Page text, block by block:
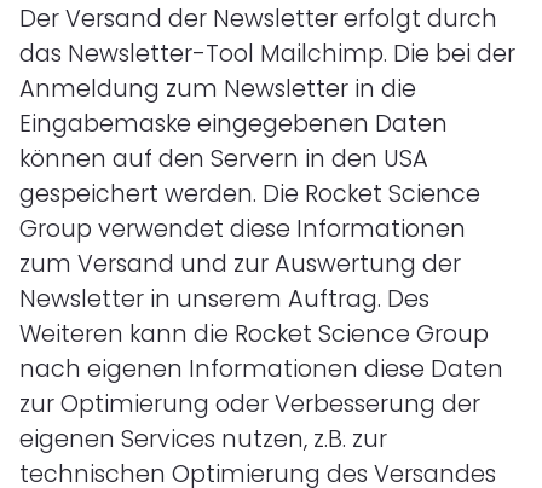
Der Versand der Newsletter erfolgt durch
das Newsletter-Tool Mailchimp. Die bei der
Anmeldung zum Newsletter in die
Eingabemaske eingegebenen Daten
können auf den Servern in den USA
gespeichert werden. Die Rocket Science
Group verwendet diese Informationen
zum Versand und zur Auswertung der
Newsletter in unserem Auftrag. Des
Weiteren kann die Rocket Science Group
nach eigenen Informationen diese Daten
zur Optimierung oder Verbesserung der
eigenen Services nutzen, z.B. zur
technischen Optimierung des Versandes